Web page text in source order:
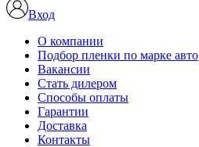
Вход
О компании
Подбор пленки по марке авто
Вакансии
Стать дилером
Способы оплаты
Гарантии
Доставка
Контакты